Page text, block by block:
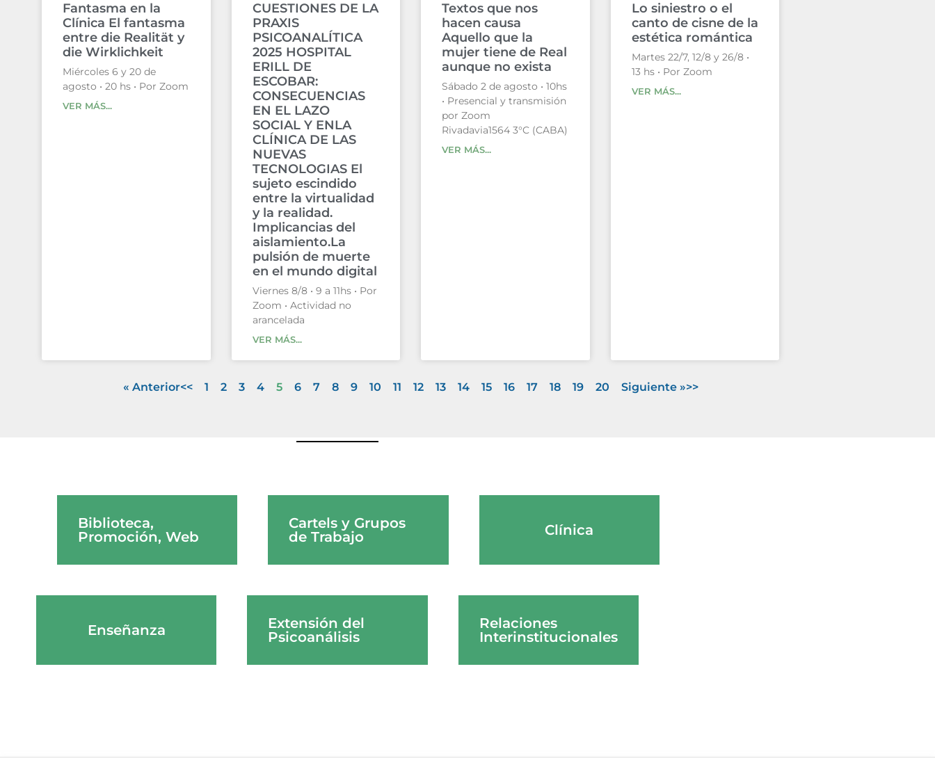
Fantasma en la
Clínica El fantasma
entre die Realität y
die Wirklichkeit
Miércoles 6 y 20 de
agosto • 20 hs • Por Zoom
VER MÁS...
CUESTIONES DE LA
PRAXIS
PSICOANALÍTICA
2025 HOSPITAL
ERILL DE
ESCOBAR:
CONSECUENCIAS
EN EL LAZO
SOCIAL Y ENLA
CLÍNICA DE LAS
NUEVAS
TECNOLOGIAS El
sujeto escindido
entre la virtualidad
y la realidad.
Implicancias del
aislamiento.La
pulsión de muerte
en el mundo digital
Viernes 8/8 • 9 a 11hs • Por
Zoom • Actividad no
arancelada
VER MÁS...
Textos que nos
hacen causa
Aquello que la
mujer tiene de Real
aunque no exista
Sábado 2 de agosto • 10hs
• Presencial y transmisión
por Zoom
Rivadavia1564 3°C (CABA)
VER MÁS...
Lo siniestro o el
canto de cisne de la
estética romántica
Martes 22/7, 12/8 y 26/8 •
13 hs • Por Zoom
VER MÁS...
« Anterior 1 2 3 4 5 6 7 8 9 10 11 12 13 14 15 16 17 18 19 20 Siguiente »
Biblioteca,
Promoción, Web
Cartels y Grupos
de Trabajo
Clínica
Enseñanza
Extensión del
Psicoanálisis
Relaciones
Interinstitucionales